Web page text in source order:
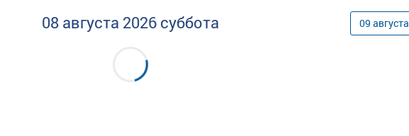
08 августа 2026 суббота 09 августа